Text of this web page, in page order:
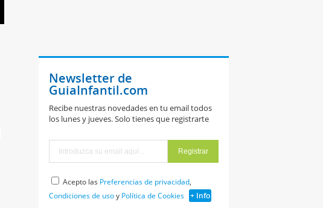
Newsletter de
GuiaInfantil.com
Recibe nuestras novedades en tu email todos
los lunes y jueves. Solo tienes que registrarte
Acepto las Preferencias de privacidad,
Condiciones de usoy Política de Cookies + Info